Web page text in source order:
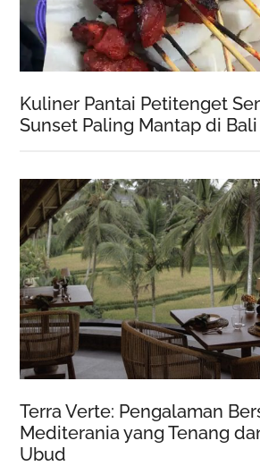
Kuliner Pantai Petitenget
Sunset Paling Mantap di Bali
Terra Verte: Pengalaman
Mediterania yang Tenang
Ubud